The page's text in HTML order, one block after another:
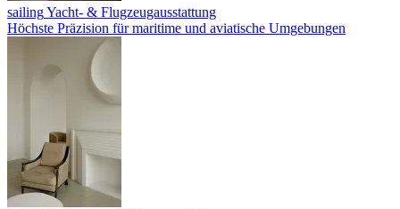
sailingYacht- & Flugzeugausstattung
Höchste Präzision für maritime und aviatische Umgebungen